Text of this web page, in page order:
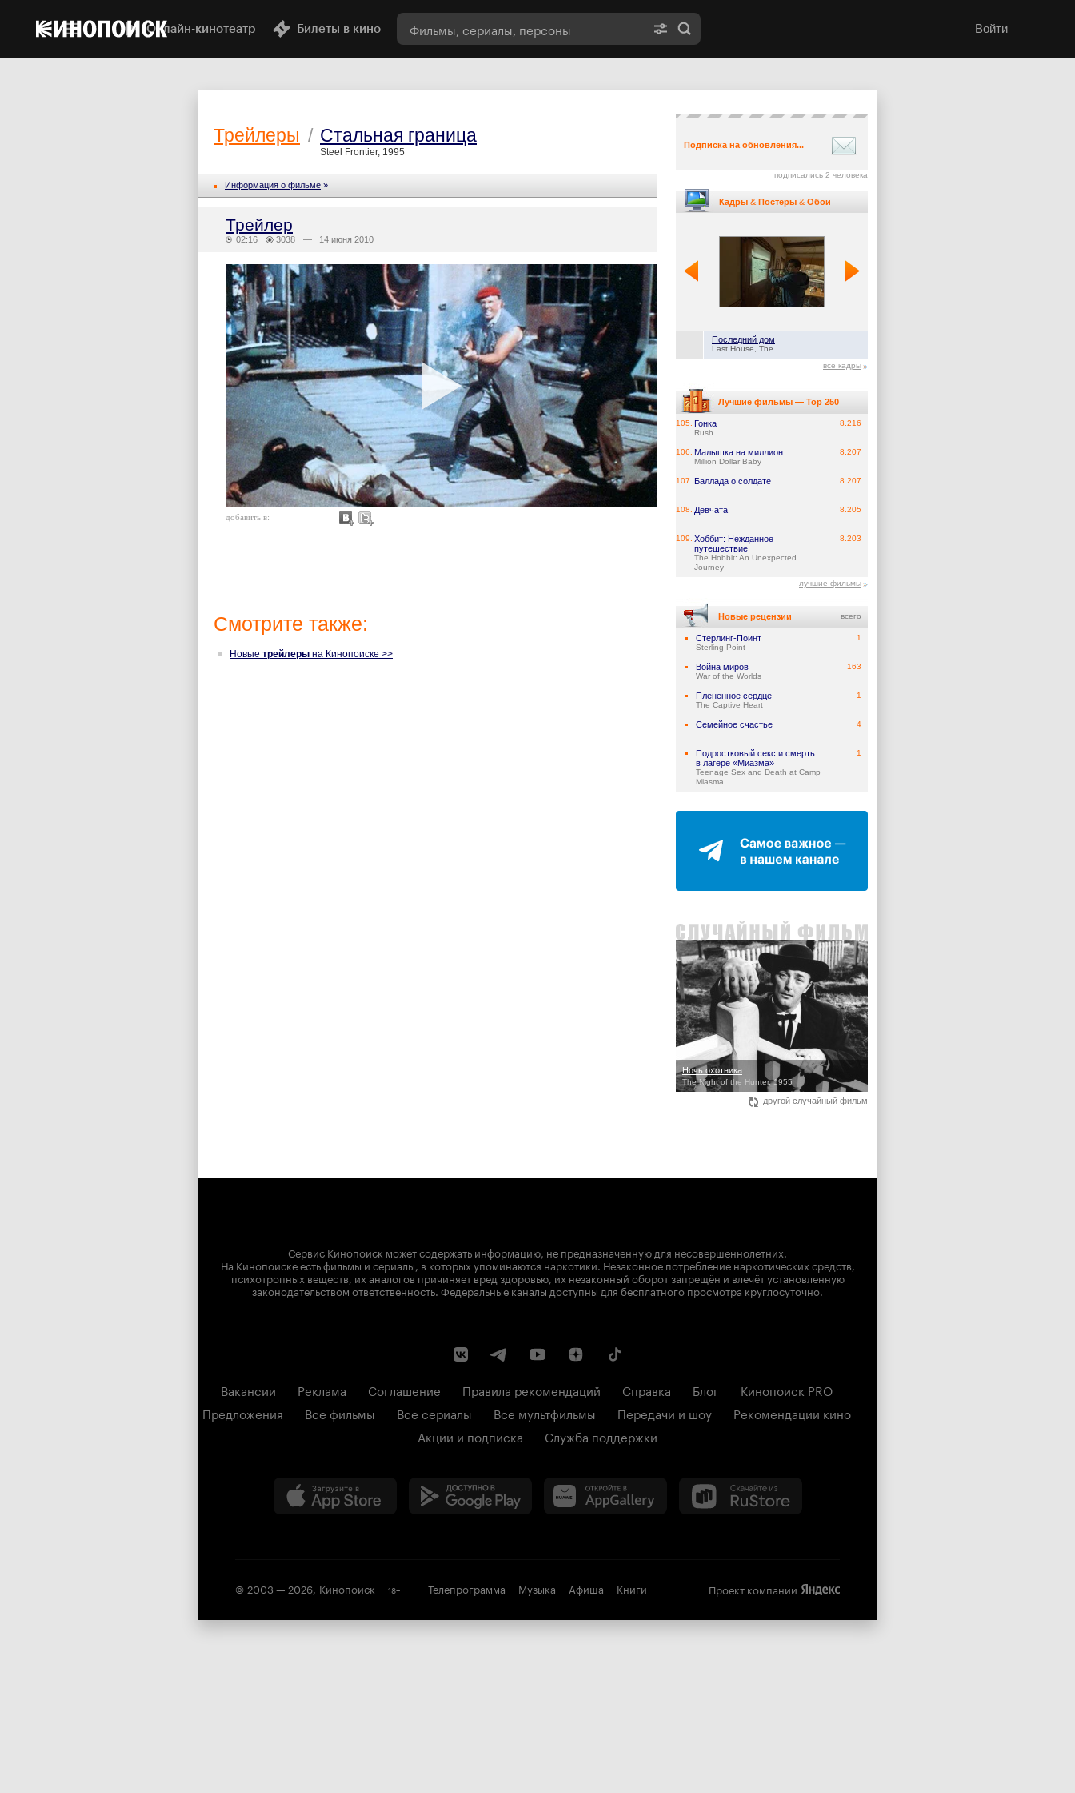
Онлайн-кинотеатр Билеты в кино Войти
Трейлеры / Стальная граница
Steel Frontier, 1995
Информация о фильме »
Трейлер
02:16 3038 — 14 июня 2010
добавить в:
Смотрите также:
Новые трейлеры на Кинопоиске >>
Подписка на обновления...
подписались 2 человека
Кадры & Постеры & Обои
Последний дом
Last House, The
все кадры
Лучшие фильмы — Top 250
105. Гонка
Rush
8.216
106. Малышка на миллион
Million Dollar Baby
8.207
107. Баллада о солдате 8.207
108. Девчата 8.205
109. Хоббит: Нежданное
путешествие
The Hobbit: An Unexpected
Journey
8.203
лучшие фильмы
Новые рецензии всего
Стерлинг-Поинт
Sterling Point
1
Война миров
War of the Worlds
163
Плененное сердце
The Captive Heart
1
Семейное счастье 4
Подростковый секс и смерть
в лагере «Миазма»
Teenage Sex and Death at Camp
Miasma
1
Ночь охотника
The Night of the Hunter, 1955
другой случайный фильм
Сервис Кинопоиск может содержать информацию, не предназначенную для несовершеннолетних.
На Кинопоиске есть фильмы и сериалы, в которых упоминаются наркотики. Незаконное потребление наркотических средств,
психотропных веществ, их аналогов причиняет вред здоровью, их незаконный оборот запрещён и влечёт установленную
законодательством ответственность. Федеральные каналы доступны для бесплатного просмотра круглосуточно.
Вакансии Реклама Соглашение Правила рекомендаций Справка Блог
Кинопоиск PRO
Предложения
Все фильмы Все сериалы Все мультфильмы Передачи и шоу
Рекомендации кино
Акции и подписка
Служба поддержки
© 2003 — 2026, Кинопоиск 18+ Телепрограмма Музыка Афиша Книги Проект компании